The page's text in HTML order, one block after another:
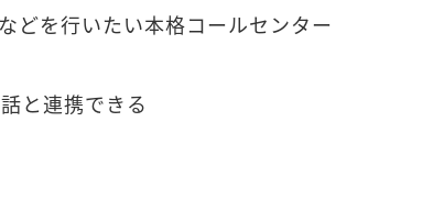
どを行いたい本格コールセンター
と連携できる